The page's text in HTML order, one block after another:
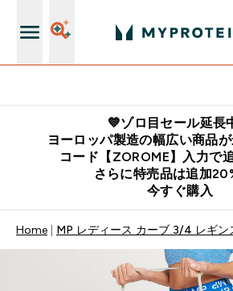
💙ゾロ目セール延長
ヨーロッパ製造の幅広い商品
コード【ZOROME】入力で
さらに特売品は追加
今すぐ購入
Home MP レディース カーブ 3/4 レギ